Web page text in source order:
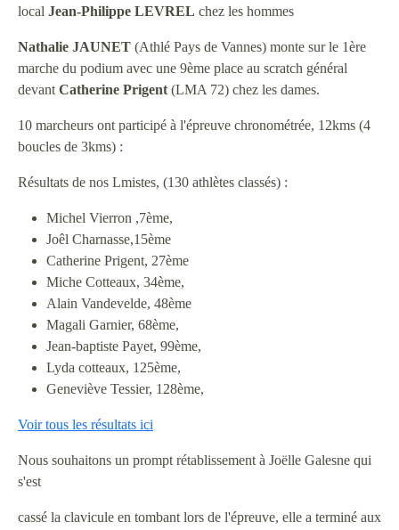
local Jean-Philippe LEVREL chez les hommes
Nathalie JAUNET (Athlé Pays de Vannes) monte sur le 1ère
marche du podium avec une 9ème place au scratch général
devant Catherine Prigent (LMA 72) chez les dames.
10 marcheurs ont participé à l'épreuve chronométrée, 12kms (4
boucles de 3kms) :
Résultats de nos Lmistes, (130 athlètes classés) :
Michel Vierron ,7ème,
Joêl Charnasse,15ème
Catherine Prigent, 27ème
Miche Cotteaux, 34ème,
Alain Vandevelde, 48ème
Magali Garnier, 68ème,
Jean-baptiste Payet, 99ème,
Lyda cotteaux, 125ème,
Geneviève Tessier, 128ème,
Voir tous les résultats ici
Nous souhaitons un prompt rétablissement à Joëlle Galesne qui
s'est
cassé la clavicule en tombant lors de l'épreuve, elle a terminé aux